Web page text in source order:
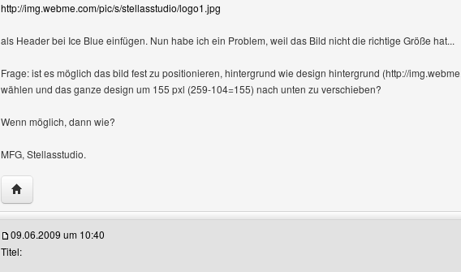
http://img.webme.com/pic/s/stellasstudio/logo1.jpg
als Header bei Ice Blue einfügen. Nun habe ich ein Problem, weil das Bild nicht die richtige Größe hat...
Frage: ist es möglich das bild fest zu positionieren, hintergrund wie design hintergrund (http://
wählen und das ganze design um 155 pxl (259-104=155) nach unten zu verschieben?
Wenn möglich, dann wie?
MFG, Stellasstudio.
Website dieses Benutzers besuchen: stellasstudio
09.06.2009 um 10:40
Titel: